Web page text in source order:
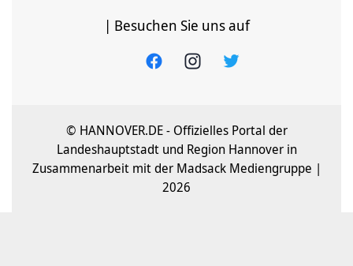
| Besuchen Sie uns auf
© HANNOVER.DE - Offizielles Portal der
Landeshauptstadt und Region Hannover in
Zusammenarbeit mit der Madsack Mediengruppe |
2026